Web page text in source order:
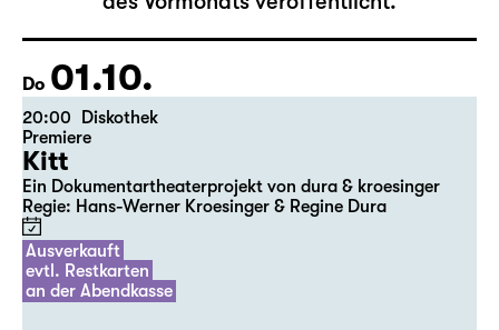
Do 01.10.
20:00
Diskothek
Premiere
Kitt
Ein Dokumentartheaterprojekt von dura & kroesinger
Regie: Hans-Werner Kroesinger & ­Regine Dura
Ausverkauft
evtl. Restkarten
an der Abendkasse